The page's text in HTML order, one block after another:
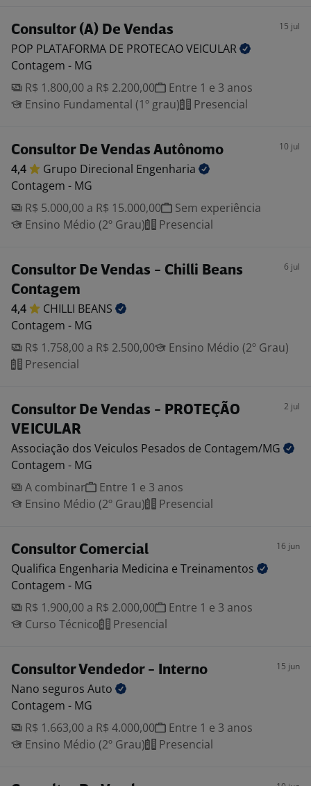
Consultor (A) De Vendas 15 jul
POP PLATAFORMA DE PROTECAOVEICULAR
Contagem - MG
R$ 1.800,00 a R$ 2.200,00
Entre 1 e 3 anos
Ensino Fundamental (1º grau)
Presencial
Consultor De Vendas Autônomo 10 jul
4,4 Grupo Direcional Engenharia
Contagem - MG
R$ 5.000,00 a R$ 15.000,00
Sem experiência
Ensino Médio (2º Grau)
Presencial
Consultor De Vendas - Chilli Beans
Contagem
6 jul
4,4 CHILLI BEANS
Contagem - MG
R$ 1.758,00 a R$ 2.500,00
Ensino Médio (2º Grau)
Presencial
Consultor De Vendas - PROTEÇÃO
VEICULAR
2 jul
Associação dos Veiculos Pesados de Contagem/MG
Contagem - MG
A combinar
Entre 1 e 3 anos
Ensino Médio (2º Grau)
Presencial
Consultor Comercial 16 jun
Qualifica Engenharia Medicina e Treinamentos
Contagem - MG
R$ 1.900,00 a R$ 2.000,00
Entre 1 e 3 anos
Curso Técnico
Presencial
Consultor Vendedor - Interno 15 jun
Nano seguros Auto
Contagem - MG
R$ 1.663,00 a R$ 4.000,00
Entre 1 e 3 anos
Ensino Médio (2º Grau)
Presencial